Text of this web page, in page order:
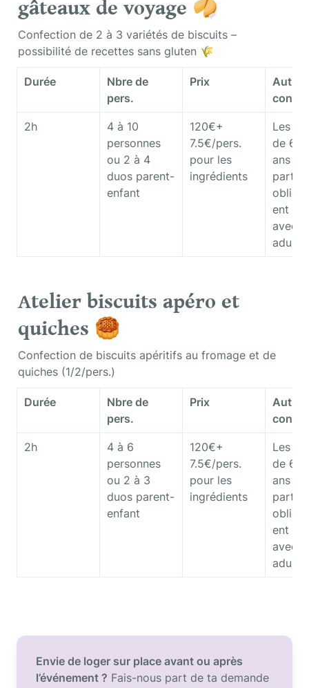
gâteaux de voyage 🥠
Confection de 2 à 3 variétés de biscuits –
possibilité de recettes sans gluten 🌾
Durée
Nbre de
pers.
Prix
Autres
2h
4 à 10
personnes
ou 2 à 4
duos parent-
enfant
120€+
7.5€/pers.
pour les
ingrédients
Les
de 6 à
ans
ent en
avec
adulte.
Atelier biscuits apéro et
quiches 🥮
Confection de biscuits apéritifs au fromage et de
quiches (1/2/pers.)
Durée
Nbre de
pers.
Prix
Autres
2h
4 à 6
personnes
ou 2 à 3
duos parent-
enfant
120€+
7.5€/pers.
pour les
ingrédients
Les
de 6 à
ans
ent en
avec
adulte.
Envie de loger sur place avant ou après
l’événement ? Fais-nous part de ta demande